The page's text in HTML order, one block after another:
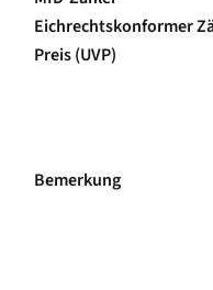
Eichrechtskonformer
Preis (UVP)
Bemerkung